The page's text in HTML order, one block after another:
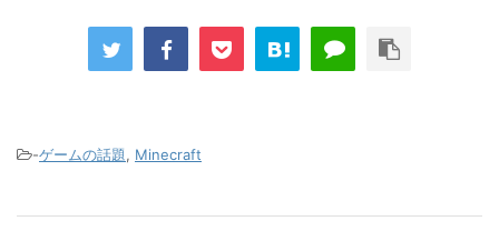
-ゲームの話題, Minecraft